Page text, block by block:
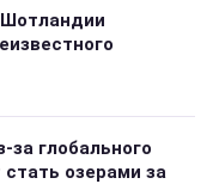
за глобального
стать озерами за